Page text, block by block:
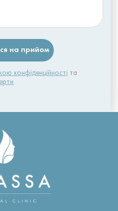
конфіденційності та
.